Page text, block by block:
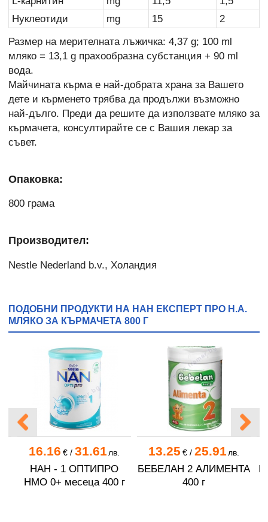
Нуклеотиди
mg 15
2
Размер на мерителната лъжичка: 4,37 g; 100 ml
мляко = 13,1 g прахообразна субстанция + 90 ml
вода.
Майчината кърма е най-добрата храна за Вашето
дете и кърменето трябва да продължи възможно
най-дълго. Преди да решите да използвате мляко за
кърмачета, консултирайте се с Вашия лекар за
съвет.
Опаковка:
800 грама
Производител:
Nestle Nederland b.v., Холандия
ПОДОБНИ ПРОДУКТИ НА НАН ЕКСПЕРТ ПРО H.A.
МЛЯКО ЗА КЪРМАЧЕТА 800 Г
16.16 €/ 31.61 лв.
НАН - 1 ОПТИПРО
HMO 0+ месеца 400 г
13.25 €/ 25.91 лв.
БЕБЕЛАН 2 АЛИМЕНТА
400 г